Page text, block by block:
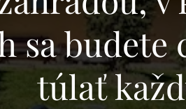
sa budete
túlať